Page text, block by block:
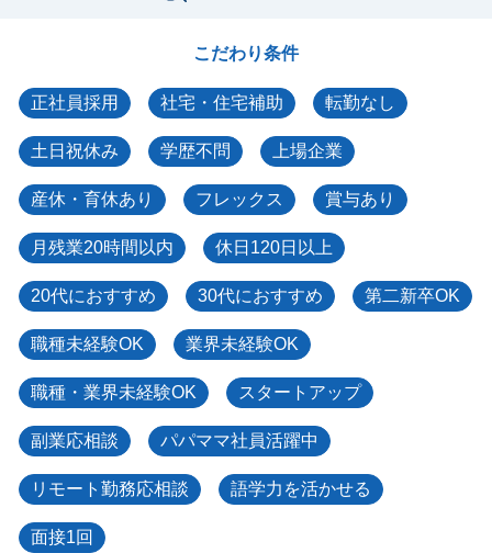
こだわり条件
正社員採用 社宅・住宅補助 転勤なし
土日祝休み 学歴不問 上場企業
産休・育休あり フレックス 賞与あり
月残業20時間以内 休日120日以上
20代におすすめ 30代におすすめ 第二新卒OK
職種未経験OK 業界未経験OK
職種・業界未経験OK スタートアップ
副業応相談 パパママ社員活躍中
リモート勤務応相談 語学力を活かせる
面接1回